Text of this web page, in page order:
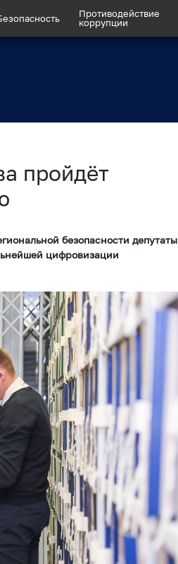
Противодействие
коррупции
пройдёт
безопасности депутаты
цифровизации